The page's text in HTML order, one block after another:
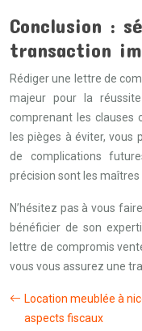
Conclusion :
transaction
Rédiger une lettre de
majeur pour la
comprenant les clauses
les pièges à éviter, vous
de complications
précision sont les maîtres
N’hésitez pas à vous
bénéficier de son
lettre de compromis
vous vous assurez une
Location meublée à
aspects fiscaux